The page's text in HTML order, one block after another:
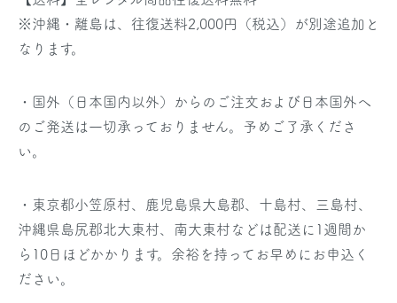
※沖縄・離島は、往復送料2,000円（税込）が別途追加と
なります。
・国外（日本国内以外）からのご注文および日本国外へ
のご発送は一切承っておりません。予めご了承くださ
い。
・東京都小笠原村、鹿児島県大島郡、十島村、三島村、
沖縄県島尻郡北大東村、南大東村などは配送に1週間か
ら10日ほどかかります。余裕を持ってお早めにお申込く
ださい。